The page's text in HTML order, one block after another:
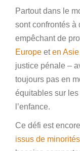
Partout dans le
sont confrontés à
empêchant de
Europe eten
justice pénale –
toujours pas en
équitables sur
l’enfance.
Ce défi est
issus de minorités